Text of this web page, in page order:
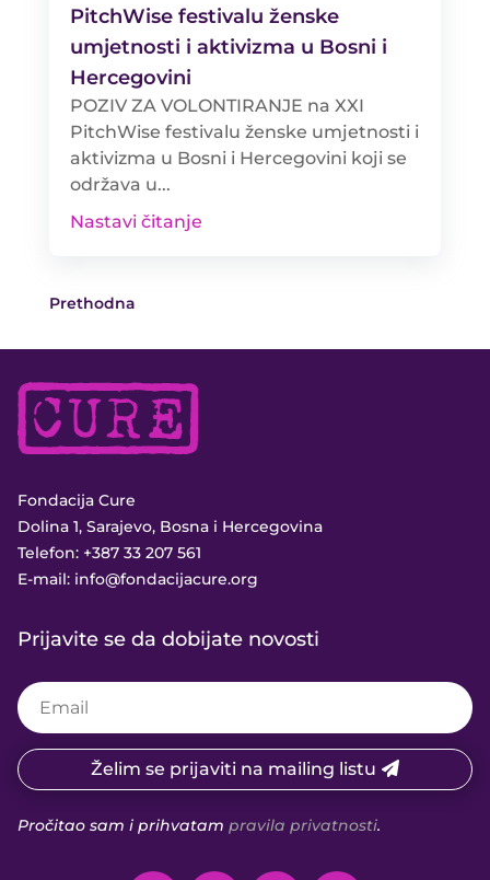
PitchWise festivalu ženske
umjetnosti i aktivizma u Bosni i
Hercegovini
POZIV ZA VOLONTIRANJE na XXI
PitchWise festivalu ženske umjetnosti i
aktivizma u Bosni i Hercegovini koji se
održava u...
Nastavi čitanje
Prethodna
Fondacija Cure
Dolina 1, Sarajevo, Bosna i Hercegovina
Telefon: +387 33 207 561
E-mail: info@fondacijacure.org
Prijavite se da dobijate novosti
Želim se prijaviti na mailing listu
Pročitao sam i prihvatam pravila privatnosti.